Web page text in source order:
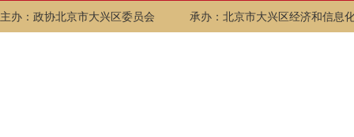
主办：政协北京市大兴区委员会 承办：北京市大兴区经济和信息